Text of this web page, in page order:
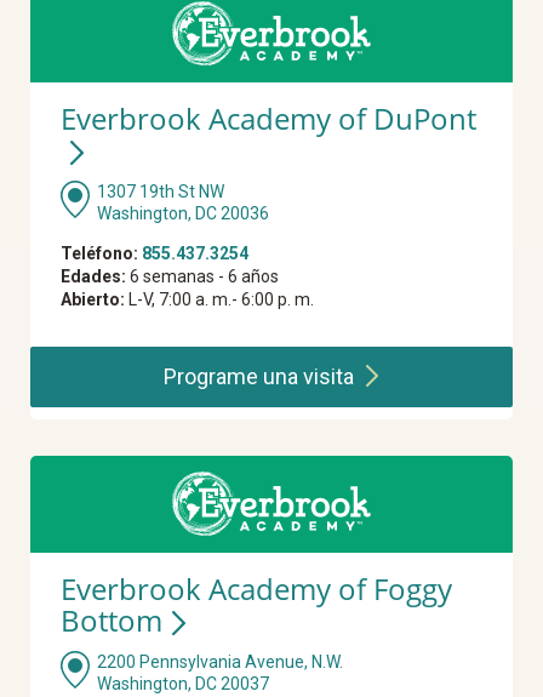
Everbrook Academy of DuPont
1307 19th St NW
Washington, DC 20036
Teléfono: 855.437.3254
Edades: 6 semanas - 6 años
Abierto: L-V, 7:00 a. m.- 6:00 p. m.
Programe unavisita
Everbrook Academy of Foggy
Bottom
2200 Pennsylvania Avenue, N.W.
Washington, DC 20037